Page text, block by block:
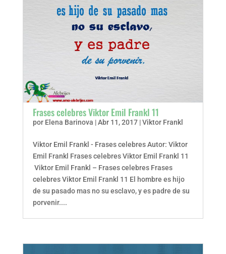
Frases celebres Viktor Emil Frankl 11
por Elena Barinova |Abr 11, 2017|Viktor Frankl
Viktor Emil Frankl - Frases celebres Autor: Viktor
Emil Frankl Frases celebres Viktor Emil Frankl 11
Viktor Emil Frankl – Frases celebres Frases
celebres Viktor Emil Frankl 11 El hombre es hijo
de su pasado mas no su esclavo, y es padre de su
porvenir....